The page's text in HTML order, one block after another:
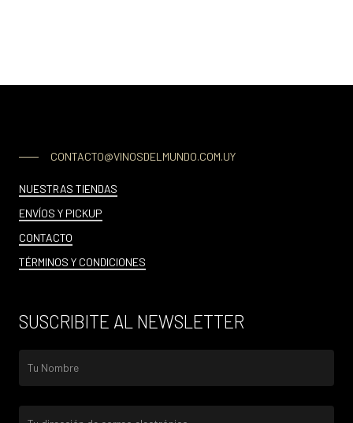
CONTACTO@VINOSDELMUNDO.COM.UY
NUESTRAS TIENDAS
ENVÍOS Y PICKUP
CONTACTO
TÉRMINOS Y CONDICIONES
SUSCRIBITE AL NEWSLETTER